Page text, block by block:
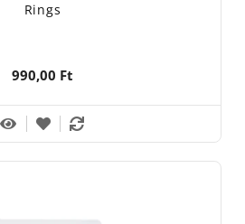
Rings
990,00 Ft